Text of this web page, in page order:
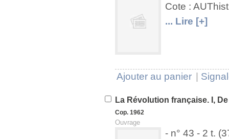
U
V
Cote :
... Lire [+]
Ajouter au panier |
La Révolution française. I,
Cop. 1962
Ouvrage
- n° 43 - 2 t.